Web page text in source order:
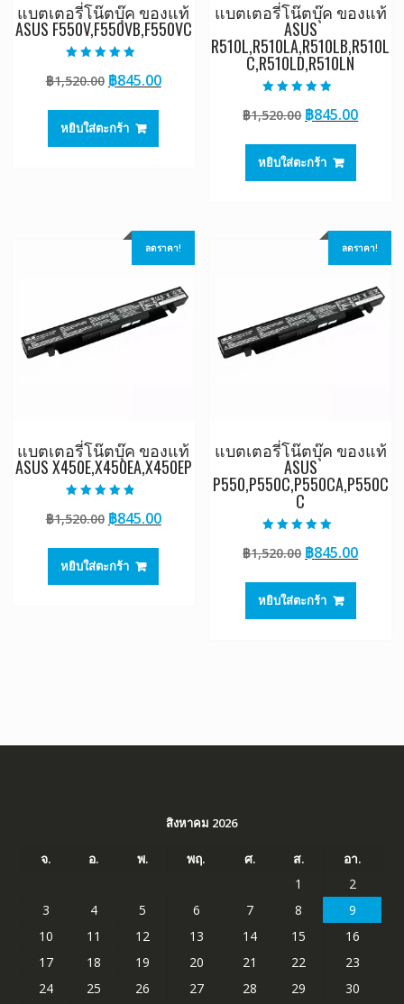
แบตเตอรี่โน๊ตบุ๊ค ของแท้
ASUS F550V,F550VB,F550VC
5.00
ตั้งแต่ 1-5
฿1,520.00 Original
was:
฿1,520.00.
฿845.00Current
หยิบใส่ตะกร้า
แบตเตอรี่โน๊ตบุ๊ค ของแท้
ASUS
R510L,R510LA,R510LB,R510L
C,R510LD,R510LN
4.50
ตั้งแต่ 1-5
฿1,520.00 Original
was:
฿1,520.00.
฿845.00
หยิบใส่ตะกร้า
ลดราคา!
แบตเตอรี่โน๊ตบุ๊ค ของแท้
ASUS X450E,X450EA,X450EP
4.50
ตั้งแต่ 1-5
฿1,520.00 Original
was:
฿1,520.00.
฿845.00Current
หยิบใส่ตะกร้า
ลดราคา!
แบตเตอรี่โน๊ตบุ๊ค ของแท้
ASUS
P550,P550C,P550CA,P550C
C
5.00
ตั้งแต่ 1-5
฿1,520.00 Original
was:
฿1,520.00.
฿845.00
หยิบใส่ตะกร้า
สิงหาคม 2026
จ. อ. พ. พฤ. ศ. ส.
อา.
1
2
3
4 5 6 7 8
9
10
11 12 13 14 15
16
17
18 19 20 21 22
23
24
25 26 27 28 29
30